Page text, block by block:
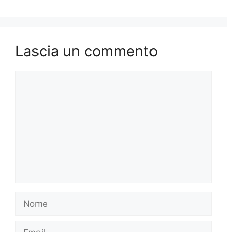
Lascia un commento
Nome
Email